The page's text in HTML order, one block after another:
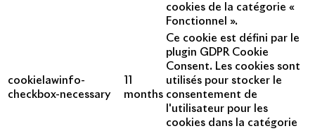
cookies de la catégorie «
Fonctionnel ».
cookielawinfo-
checkbox-necessary
months
Ce cookie est défini par le
plugin GDPR Cookie
Consent. Les cookies sont
utilisés pour stocker le
consentement de
l'utilisateur pour les
cookies dans la catégorie